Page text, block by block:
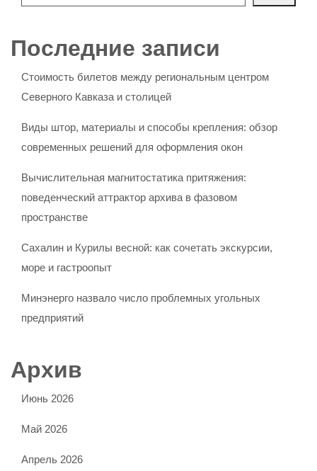
Последние записи
Стоимость билетов между региональным центром
Северного Кавказа и столицей
Виды штор, материалы и способы крепления: обзор
современных решений для оформления окон
Вычислительная магнитостатика притяжения:
поведенческий аттрактор архива в фазовом
пространстве
Сахалин и Курилы весной: как сочетать экскурсии,
море и гастроопыт
Минэнерго назвало число проблемных угольных
предприятий
Архив
Июнь 2026
Май 2026
Апрель 2026